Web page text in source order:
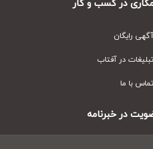
در کسب و کار
رایگان
در آفتاب
با ما
در خبرنامه